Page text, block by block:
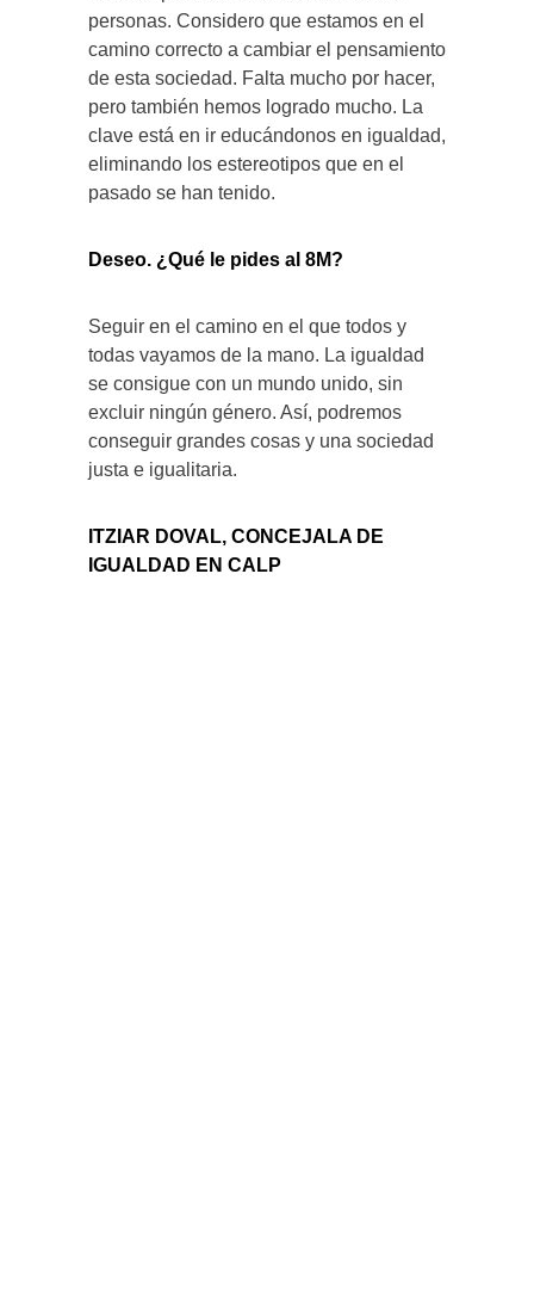
personas. Considero que estamos en el
camino correcto a cambiar el pensamiento
de esta sociedad. Falta mucho por hacer,
pero también hemos logrado mucho. La
clave está en ir educándonos en igualdad,
eliminando los estereotipos que en el
pasado se han tenido.
Deseo. ¿Qué le pides al 8M?
Seguir en el camino en el que todos y
todas vayamos de la mano. La igualdad
se consigue con un mundo unido, sin
excluir ningún género. Así, podremos
conseguir grandes cosas y una sociedad
justa e igualitaria.
ITZIAR DOVAL, CONCEJALA DE
IGUALDAD EN CALP